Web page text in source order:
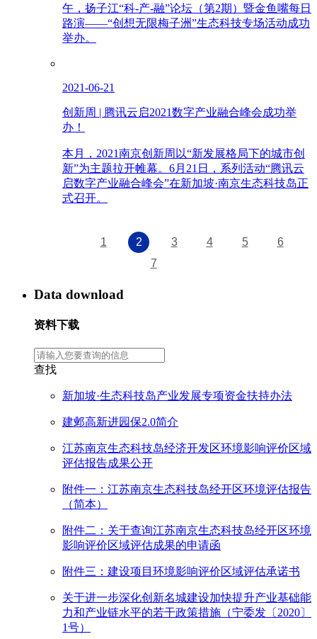
午，扬子江“科-产-融”论坛（第2期）暨金鱼嘴每日
路演——“创想无限梅子洲”生态科技专场活动成功
举办。
2021-06-21
创新周 | 腾讯云启2021数字产业融合峰会成功举
办！
本月，2021南京创新周以“新发展格局下的城市创
新”为主题拉开帷幕。6月21日，系列活动“腾讯云
启数字产业融合峰会”在新加坡·南京生态科技岛正
式召开。
1 2 3 4 5
6
7
Data download
资料下载
查找
新加坡·生态科技岛产业发展专项资金扶持办法
建邺高新进园保2.0简介
江苏南京生态科技岛经济开发区环境影响评价区域
评估报告成果公开
附件一：江苏南京生态科技岛经开区环境评估报告
（简本）
附件二：关于查询江苏南京生态科技岛经开区环境
影响评价区域评估成果的申请函
附件三：建设项目环境影响评价区域评估承诺书
关于进一步深化创新名城建设加快提升产业基础能
力和产业链水平的若干政策措施（宁委发〔2020〕
1号）